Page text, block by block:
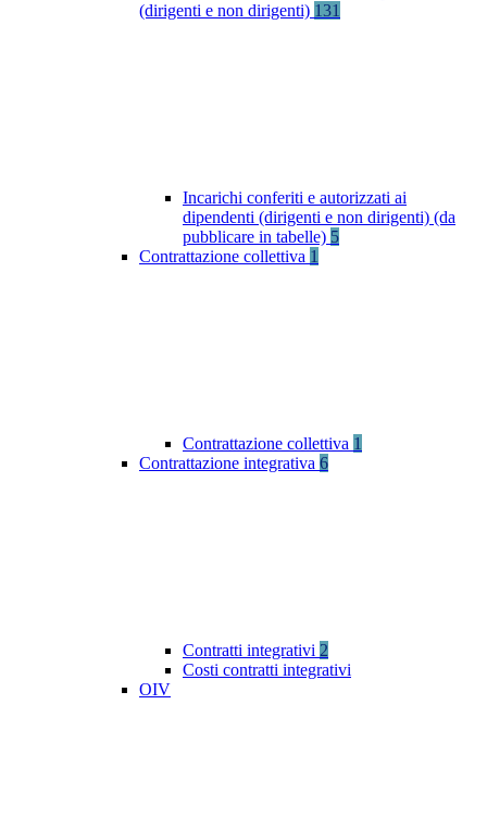
(dirigenti e non dirigenti) 131
Incarichi conferiti e autorizzati ai
dipendenti (dirigenti e non dirigenti) (da
pubblicare in tabelle) 5
Contrattazione collettiva 1
Contrattazione collettiva 1
Contrattazione integrativa 6
Contratti integrativi 2
Costi contratti integrativi
OIV